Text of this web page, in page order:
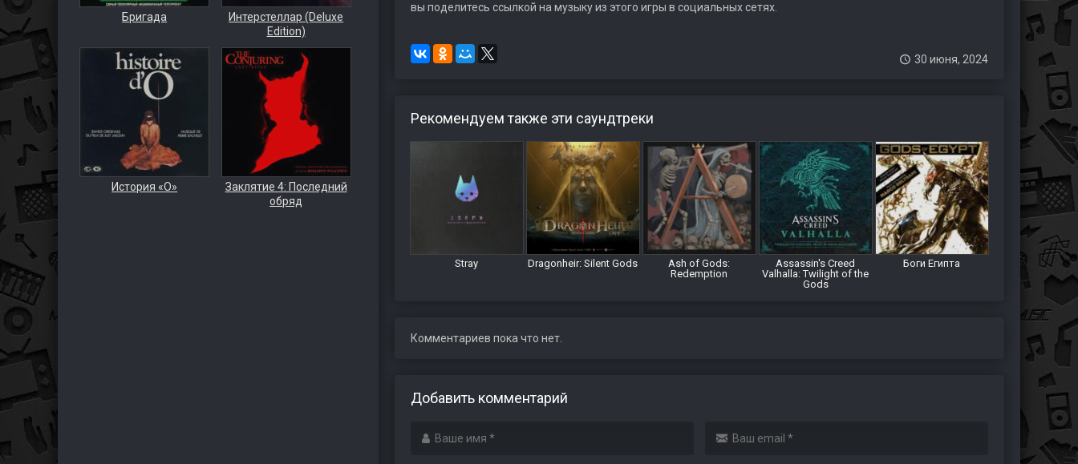
Бригада
Интерстеллар (Deluxe
Edition)
История «О»
Заклятие 4: Последний
обряд
вы поделитесь ссылкой на музыку из этого игры в социальных сетях.
30 июня, 2024
Рекомендуем также эти саундтреки
Stray Dragonheir: Silent Gods
Ash of Gods:
Redemption
Assassin's Creed
Valhalla: Twilight of the
Gods
Боги Египта
Комментариев пока что нет.
Добавить комментарий